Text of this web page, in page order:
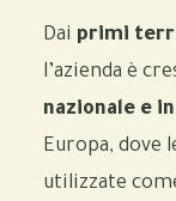
Dai primi
l’azienda è
nazionale e
Europa, dove
utilizzate